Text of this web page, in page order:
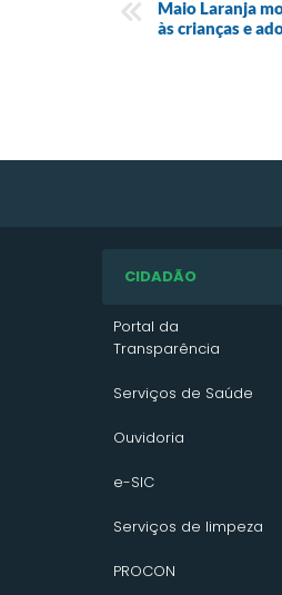
Maio Laranja
às crianças e
CIDADÃO
Portal da
Transparência
Serviços de Saúde
Ouvidoria
e-SIC
Serviços de limpeza
PROCON